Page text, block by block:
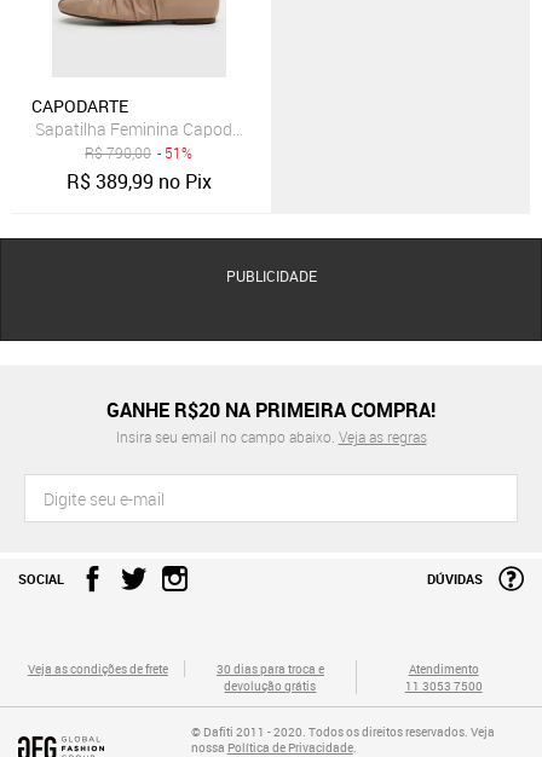
CAPODARTE
Sapatilha Feminina Capodarte Franzido Pedraria Amarração Nude
R$790,00 - 51%
R$389,99 no Pix
PUBLICIDADE
GANHE R$20 NA PRIMEIRA COMPRA!
Insira seu email no campo abaixo. Veja as regras
SOCIAL DÚVIDAS
Veja as condições de frete
30 dias para troca e
devolução grátis
Atendimento
11 3053 7500
© Dafiti 2011 - 2020. Todos os direitos reservados. Veja
nossa Política de Privacidade.